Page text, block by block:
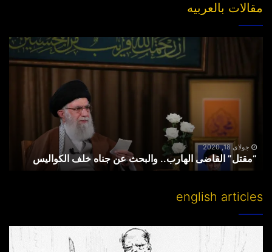
مقالات بالعربیه
والبحث
جولای 18, 2020
“مقتل” القاضی الهارب.. والبحث عن جناه خلف الکوالیس
english articles
others’